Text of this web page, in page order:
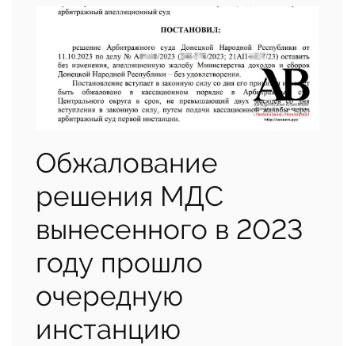
Обжалование
решения МДС
вынесенного в 2023
году прошло
очередную
инстанцию